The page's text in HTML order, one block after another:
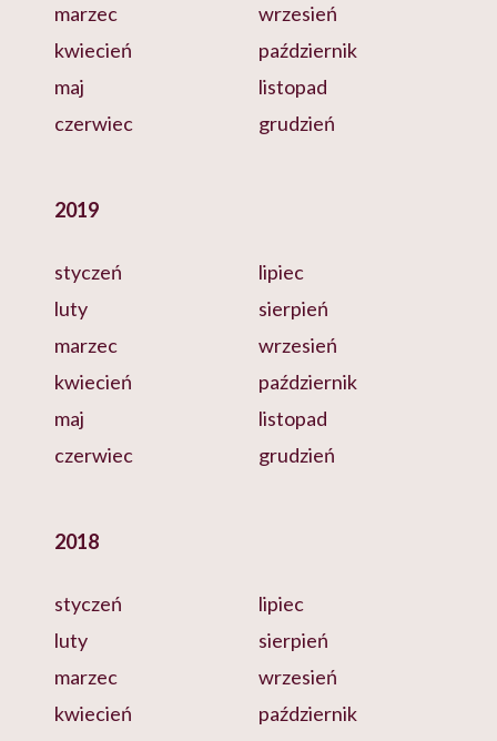
marzec
kwiecień
maj
czerwiec
wrzesień
październik
listopad
grudzień
2019
styczeń
luty
marzec
kwiecień
maj
czerwiec
lipiec
sierpień
wrzesień
październik
listopad
grudzień
2018
styczeń
luty
marzec
kwiecień
lipiec
sierpień
wrzesień
październik